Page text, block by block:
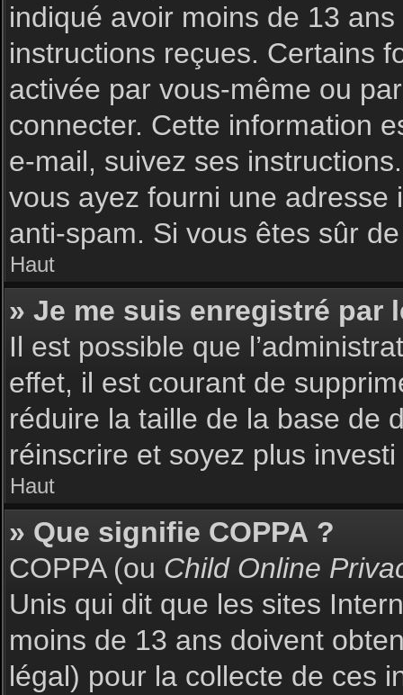
indiqué avoir moins de 13
instructions reçues. Certains
activée par vous-même ou
connecter. Cette information
e-mail, suivez ses
vous ayez fourni une adresse
anti-spam. Si vous êtes sûr
Haut
» Je me suis enregistré par
Il est possible que
effet, il est courant de
réduire la taille de la base de
réinscrire et soyez plus
Haut
» Que signifie COPPA ?
COPPA (ou Child Online
Unis qui dit que les sites
moins de 13 ans doivent
légal) pour la collecte de ces